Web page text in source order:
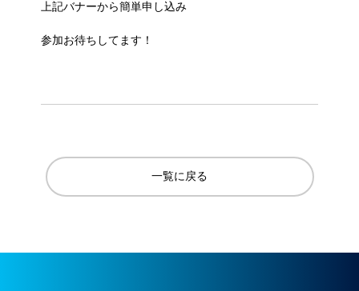
上記バナーから簡単申し込み
参加お待ちしてます！
一覧に戻る